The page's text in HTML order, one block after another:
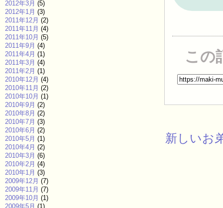
この
新しいお
2012年3月 (5)
2012年1月 (3)
2011年12月 (2)
2011年11月 (4)
2011年10月 (5)
2011年9月 (4)
2011年4月 (1)
2011年3月 (4)
2011年2月 (1)
2010年12月 (4)
2010年11月 (2)
2010年10月 (1)
2010年9月 (2)
2010年8月 (2)
2010年7月 (3)
2010年6月 (2)
2010年5月 (1)
2010年4月 (2)
2010年3月 (6)
2010年2月 (4)
2010年1月 (3)
2009年12月 (7)
2009年11月 (7)
2009年10月 (1)
2009年5月 (1)